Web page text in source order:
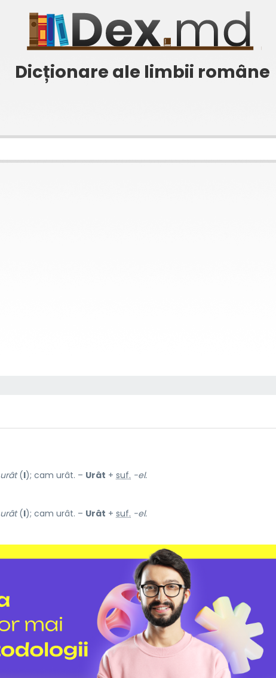
Dicționare ale limbii române
urât(I); cam urât. – Urât + suf. -el.
urât(I); cam urât. – Urât + suf. -el.